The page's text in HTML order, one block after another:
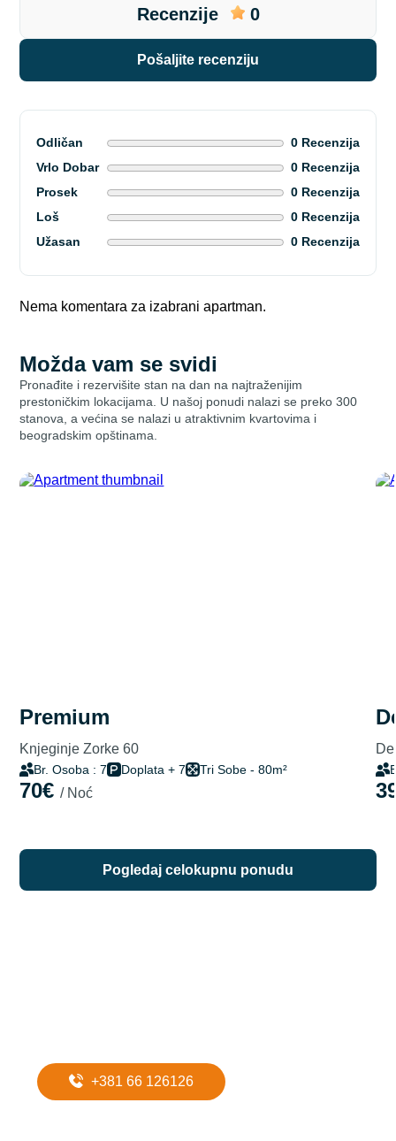
Recenzije 0
pošaljite recenziju
Odličan
0 Recenzija
Vrlo Dobar
0 Recenzija
Prosek
0 Recenzija
Loš
0 Recenzija
Užasan
0 Recenzija
Nema komentara za izabrani apartman.
Možda vam se svidi
Pronađite i rezervišite stan na dan na najtraženijim
prestoničkim lokacijama. U našoj ponudi nalazi se preko 300
stanova, a većina se nalazi u atraktivnim kvartovima i
beogradskim opštinama.
premium
Knjeginje Zorke 60
Br. Osoba : 7 Doplata + 7 Tri Sobe - 80m²
70€/ Noć
pogledaj celokupnu ponudu
+381 66 126126